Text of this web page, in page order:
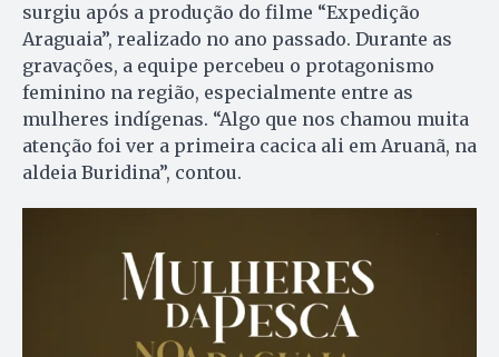
surgiu após a produção do filme “Expedição
Araguaia”, realizado no ano passado. Durante as
gravações, a equipe percebeu o protagonismo
feminino na região, especialmente entre as
mulheres indígenas. “Algo que nos chamou muita
atenção foi ver a primeira cacica ali em Aruanã, na
aldeia Buridina”, contou.